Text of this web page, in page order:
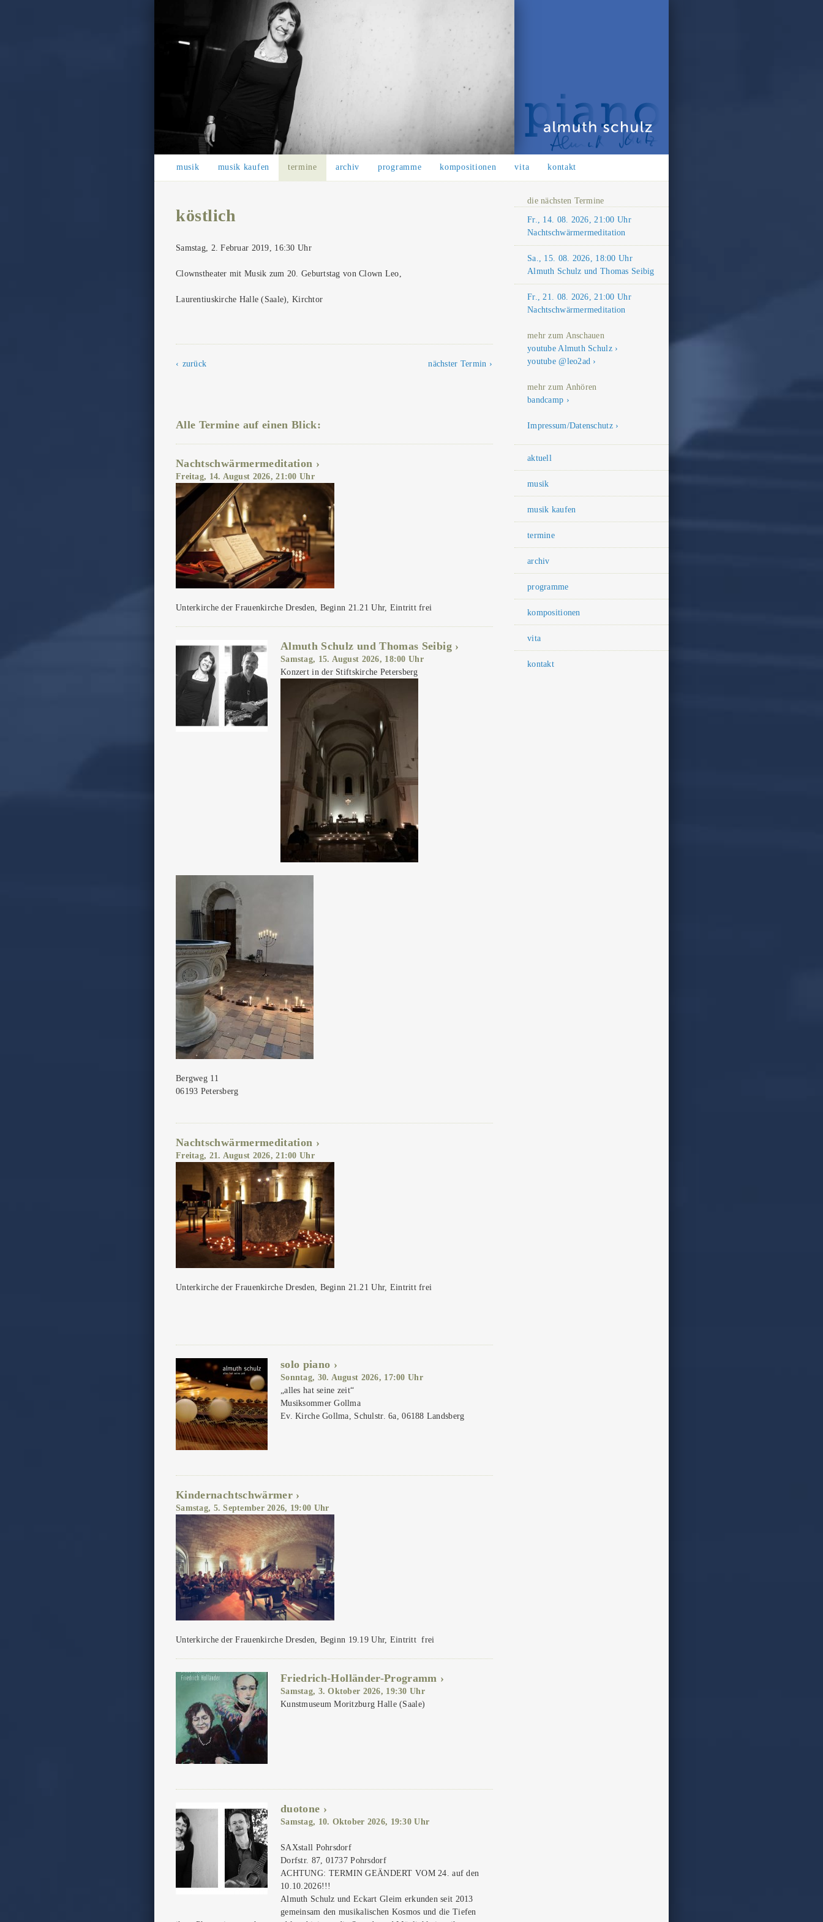
musik musik kaufen termine archiv programme kompositionen vita kontakt
köstlich
Samstag, 2. Februar 2019, 16:30 Uhr
Clownstheater mit Musik zum 20. Geburtstag von Clown Leo,
Laurentiuskirche Halle (Saale), Kirchtor
zurück nächster Termin
Alle Termine auf einen Blick:
Nachtschwärmermeditation
Freitag, 14. August 2026, 21:00 Uhr
Unterkirche der Frauenkirche Dresden, Beginn 21.21 Uhr, Eintritt frei
Almuth Schulz und Thomas Seibig
Samstag, 15. August 2026, 18:00 Uhr
Konzert in der Stiftskirche Petersberg
Bergweg 11
06193 Petersberg
Nachtschwärmermeditation
Freitag, 21. August 2026, 21:00 Uhr
Unterkirche der Frauenkirche Dresden, Beginn 21.21 Uhr, Eintritt frei
solo piano
Sonntag, 30. August 2026, 17:00 Uhr
„alles hat seine zeit“
Musiksommer Gollma
Ev. Kirche Gollma, Schulstr. 6a, 06188 Landsberg
Kindernachtschwärmer
Samstag, 5. September 2026, 19:00 Uhr
Unterkirche der Frauenkirche Dresden, Beginn 19.19 Uhr, Eintritt frei
Friedrich-Holländer-Programm
Samstag, 3. Oktober 2026, 19:30 Uhr
Kunstmuseum Moritzburg Halle (Saale)
duotone
Samstag, 10. Oktober 2026, 19:30 Uhr
SAXstall Pohrsdorf
Dorfstr. 87, 01737 Pohrsdorf
ACHTUNG: TERMIN GEÄNDERT VOM 24. auf den
10.10.2026!!!
Almuth Schulz und Eckart Gleim erkunden seit 2013
gemeinsam den musikalischen Kosmos und die Tiefen
die nächsten Termine
Fr., 14. 08. 2026, 21:00 Uhr
Nachtschwärmermeditation
Sa., 15. 08. 2026, 18:00 Uhr
Almuth Schulz und Thomas Seibig
Fr., 21. 08. 2026, 21:00 Uhr
Nachtschwärmermeditation
mehr zum Anschauen
youtube Almuth Schulz
youtube @leo2ad
mehr zum Anhören
bandcamp
Impressum/Datenschutz
aktuell
musik
musik kaufen
termine
archiv
programme
kompositionen
vita
kontakt